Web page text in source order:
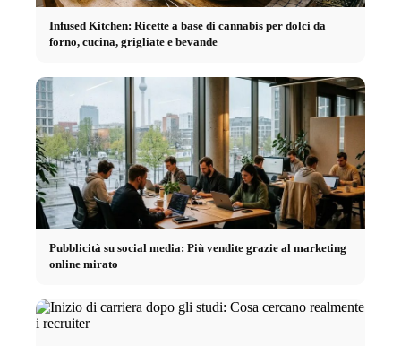
Infused Kitchen: Ricette a base di cannabis per dolci da
forno, cucina, grigliate e bevande
Pubblicità su social media: Più vendite grazie al marketing
online mirato